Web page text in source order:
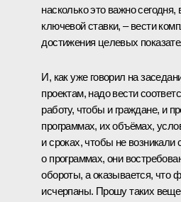
насколько это важно
ключевой ставки, – вести
достижения целевых
И, как уже говорил на
проектам, надо вести
работу, чтобы и граждане, и
программах, их объёмах,
и сроках, чтобы не
о программах, они
обороты, а оказывается, что
исчерпаны. Прошу таких